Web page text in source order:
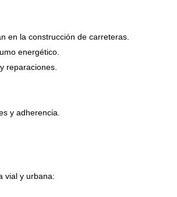
en la construcción de carreteras.
energético.
reparaciones.
y adherencia.
vial y urbana: